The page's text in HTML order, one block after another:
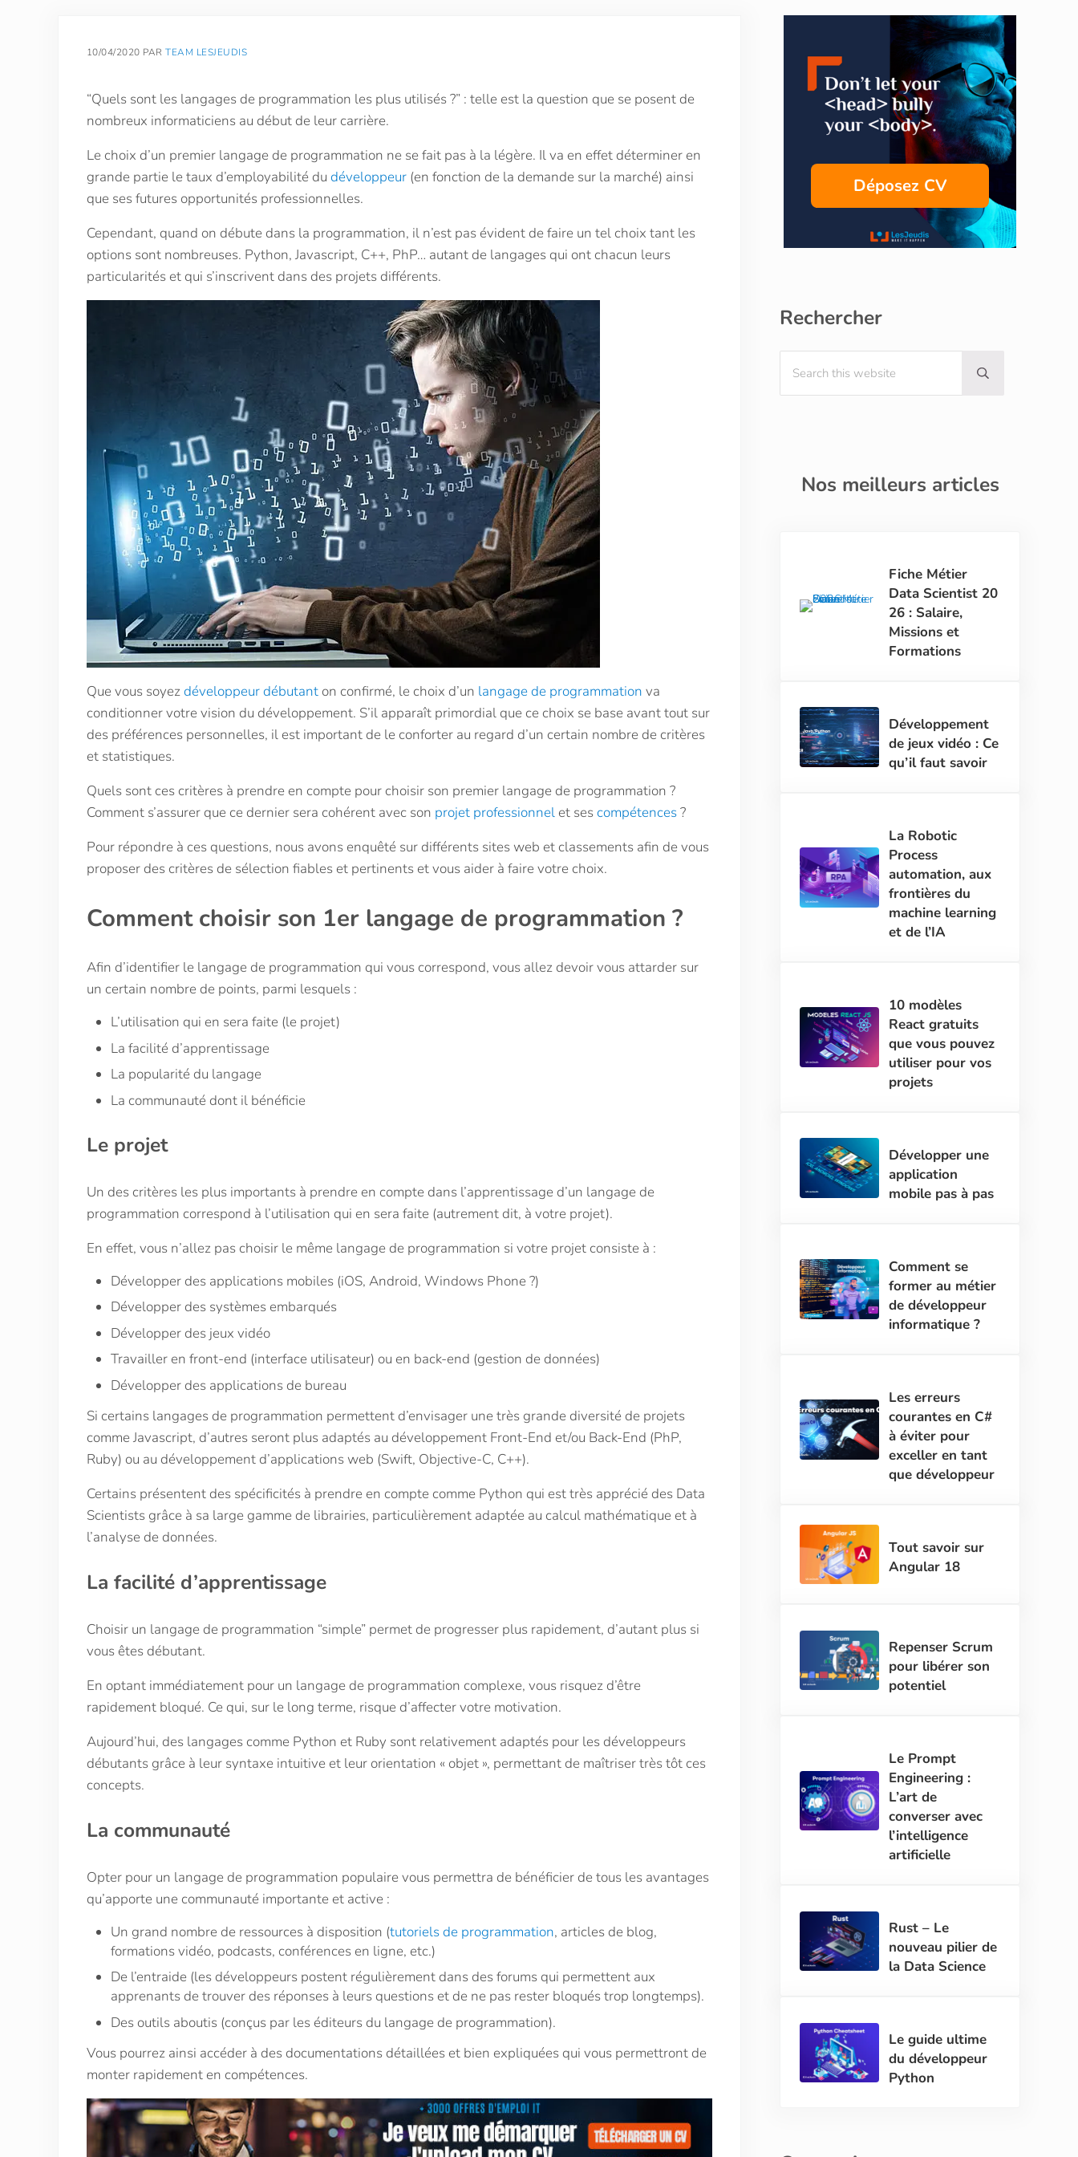
10/04/2020 PARTEAM LESJEUDIS
“Quels sont les langages de programmation les plus utilisés ?” : telle est la question que se posent de
nombreux informaticiens au début de leur carrière.
Le choix d’un premier langage de programmation ne se fait pas à la légère. Il va en effet déterminer en
grande partie le taux d’employabilité du développeur(en fonction de la demande sur la marché) ainsi
que ses futures opportunités professionnelles.
Cependant, quand on débute dans la programmation, il n’est pas évident de faire un tel choix tant les
options sont nombreuses. Python, Javascript, C++, PhP… autant de langages qui ont chacun leurs
particularités et qui s’inscrivent dans des projets différents.
Que vous soyezdéveloppeur débutanton confirmé, le choix d’un langage de programmation va
conditionner votre vision du développement. S’il apparaît primordial que ce choix se base avant tout sur
des préférences personnelles, il est important de le conforter au regard d’un certain nombre de critères
et statistiques.
Quels sont ces critères à prendre en compte pour choisir son premier langage de programmation ?
Comment s’assurer que ce dernier sera cohérent avec son projet professionnelet sescompétences?
Pour répondre à ces questions, nous avons enquêté sur différents sites web et classements afin de vous
proposer des critères de sélection fiables et pertinents et vous aider à faire votre choix.
Comment choisir son 1er langage de programmation ?
Afin d’identifier le langage de programmation qui vous correspond, vous allez devoir vous attarder sur
un certain nombre de points, parmi lesquels :
L’utilisation qui en sera faite (le projet)
La facilité d’apprentissage
La popularité du langage
La communauté dont il bénéficie
Le projet
Un des critères les plus importants à prendre en compte dans l’apprentissage d’un langage de
programmation correspond à l’utilisation qui en sera faite (autrement dit, à votre projet).
En effet, vous n’allez pas choisir le même langage de programmation si votre projet consiste à :
Développer des applications mobiles (iOS, Android, Windows Phone ?)
Développer des systèmes embarqués
Développer des jeux vidéo
Travailler en front-end (interface utilisateur) ou en back-end (gestion de données)
Développer des applications de bureau
Si certains langages de programmation permettent d’envisager une très grande diversité de projets
comme Javascript, d’autres seront plus adaptés au développement Front-End et/ou Back-End (PhP,
Ruby) ou au développement d’applications web (Swift, Objective-C, C++).
Certains présentent des spécificités à prendre en compte comme Python qui est très apprécié des Data
Scientists grâce à sa large gamme de librairies, particulièrement adaptée au calcul mathématique et à
l’analyse de données.
La facilité d’apprentissage
Choisir un langage de programmation “simple” permet de progresser plus rapidement, d’autant plus si
vous êtes débutant.
En optant immédiatement pour un langage de programmation complexe, vous risquez d’être
rapidement bloqué. Ce qui, sur le long terme, risque d’affecter votre motivation.
Aujourd’hui, des langages comme Python et Ruby sont relativement adaptés pour les développeurs
débutants grâce à leur syntaxe intuitive et leur orientation « objet », permettant de maîtriser très tôt ces
concepts.
La communauté
Opter pour un langage de programmation populaire vous permettra de bénéficier de tous les avantages
qu’apporte une communauté importante et active :
Un grand nombre de ressources à disposition (tutoriels de programmation, articles de blog,
formations vidéo, podcasts, conférences en ligne, etc.)
De l’entraide (les développeurs postent régulièrement dans des forums qui permettent aux
apprenants de trouver des réponses à leurs questions et de ne pas rester bloqués trop longtemps).
Des outils aboutis (conçus par les éditeurs du langage de programmation).
Vous pourrez ainsi accéder à des documentations détaillées et bien expliquées qui vous permettront de
monter rapidement en compétences.
Déposez CV
Rechercher
Submit search
Nos meilleurs articles
Fiche Métier
Data Scientist 20
26 : Salaire,
Missions et
Formations
Développement
de jeux vidéo : Ce
qu’il faut savoir
La Robotic
Process
automation, aux
frontières du
machine learning
et de l’IA
10 modèles
React gratuits
que vous pouvez
utiliser pour vos
projets
Développer une
application
mobile pas à pas
Comment se
former au métier
de développeur
informatique ?
Les erreurs
courantes en C#
à éviter pour
exceller en tant
que développeur
Tout savoir sur
Angular 18
Repenser Scrum
pour libérer son
potentiel
Le Prompt
Engineering :
L’art de
converser avec
l’intelligence
artificielle
Rust – Le
nouveau pilier de
la Data Science
Le guide ultime
du développeur
Python